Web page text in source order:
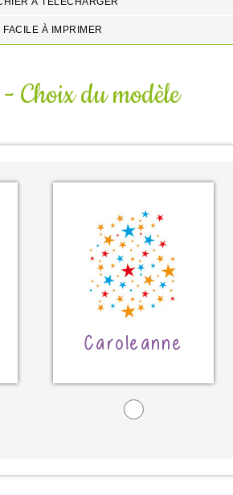
FACILE À IMPRIMER
Choix du modèle
Caroleanne